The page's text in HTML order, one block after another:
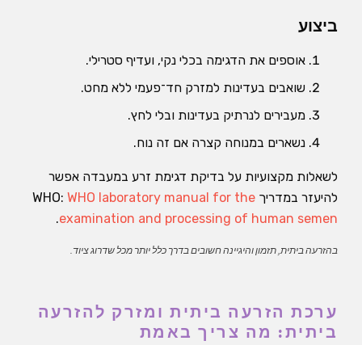
ביצוע
אוספים את הדגימה בכלי נקי, ועדיף סטרילי.
שואבים בעדינות למזרק חד־פעמי ללא מחט.
מעבירים לנרתיק בעדינות ובלי לחץ.
נשארים במנוחה קצרה אם זה נוח.
לשאלות מקצועיות על בדיקת דגימת זרע במעבדה אפשר
להיעזר במדריך WHO: WHO laboratory manual for the
examination and processing of human semen
.
בהזרעה ביתית, תזמון והיגיינה חשובים בדרך כלל יותר מכל שדרוג ציוד.
ערכת הזרעה ביתית ומזרק להזרעה
ביתית: מה צריך באמת